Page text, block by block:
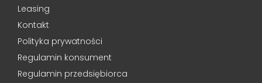
Leasing
Kontakt
Polityka prywatności
Regulamin konsument
Regulamin przedsiębiorca